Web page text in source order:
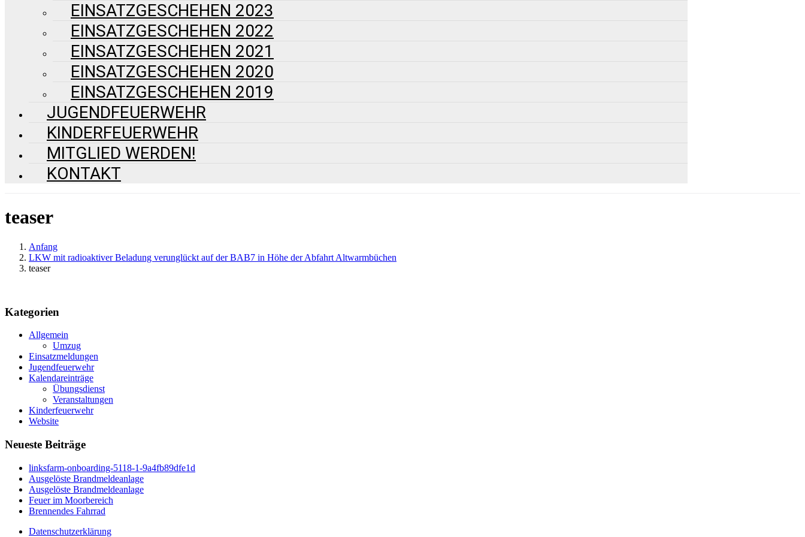
EINSATZGESCHEHEN 2023
EINSATZGESCHEHEN 2022
EINSATZGESCHEHEN 2021
EINSATZGESCHEHEN 2020
EINSATZGESCHEHEN 2019
JUGENDFEUERWEHR
KINDERFEUERWEHR
MITGLIED WERDEN!
KONTAKT
teaser
Anfang
LKW mit radioaktiver Beladung verunglückt auf der BAB7 in Höhe der Abfahrt Altwarmbüchen
teaser
Kategorien
Allgemein
Umzug
Einsatzmeldungen
Jugendfeuerwehr
Kalendareinträge
Übungsdienst
Veranstaltungen
Kinderfeuerwehr
Website
Neueste Beiträge
linksfarm-onboarding-5118-1-9a4fb89dfe1d
Ausgelöste Brandmeldeanlage
Ausgelöste Brandmeldeanlage
Feuer im Moorbereich
Brennendes Fahrrad
Datenschutzerklärung